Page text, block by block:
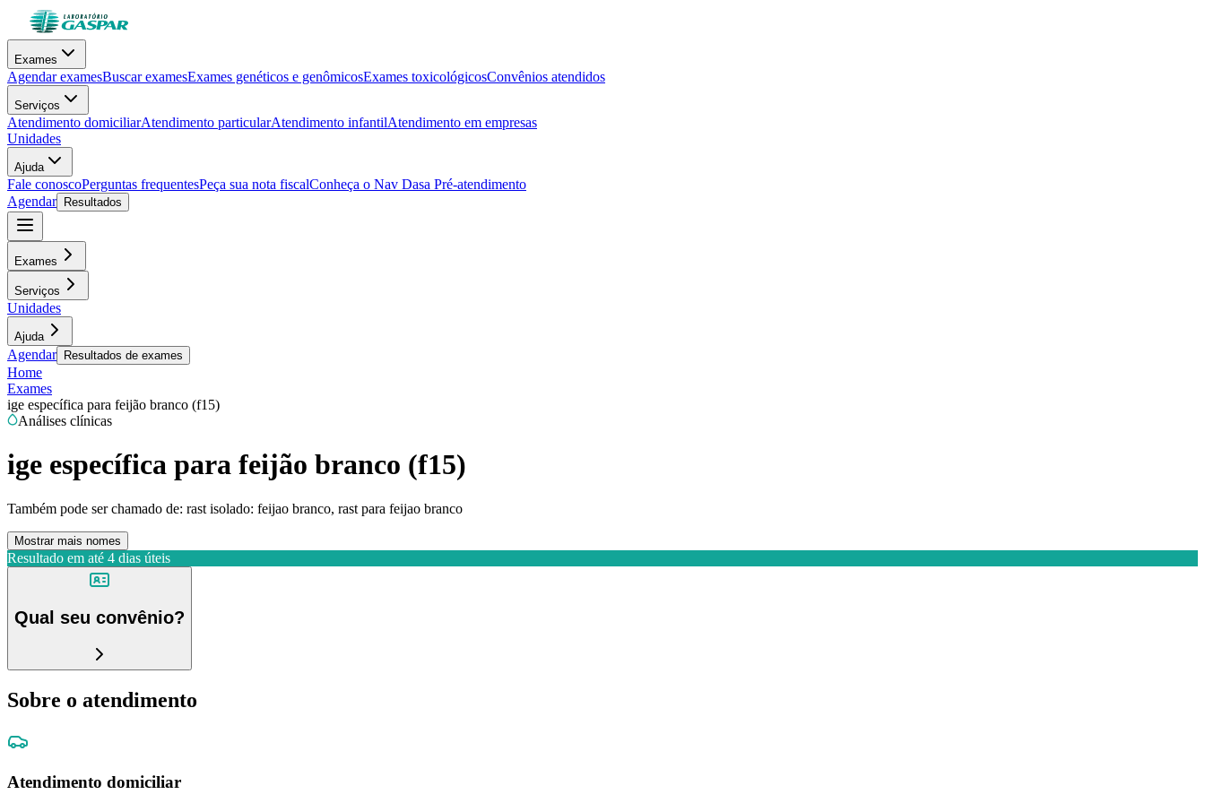
Exames
Agendar examesBuscar examesExames genéticos e genômicosExames toxicológicosConvênios atendidos
Serviços
Atendimento domiciliarAtendimento particularAtendimento infantilAtendimento em empresas
Unidades
Ajuda
Fale conoscoPerguntas frequentesPeça sua nota fiscalConheça o Nav Dasa Pré-atendimento
Agendar
Resultados
Exames
Serviços
Unidades
Ajuda
Agendar Resultados de exames
Home
Exames
ige específica para feijão branco (f15)
Análises clínicas
ige específica para feijão branco (f15)
Também pode ser chamado de: rast isolado: feijao branco, rast para feijao branco
Mostrar mais nomes
Resultado em até 4 dias úteis
Qual seu convênio?
Sobre o atendimento
Atendimento domiciliar